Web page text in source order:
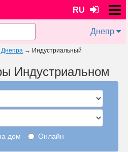
RU
Днепр
→ Индустриальный
Индустриальном
дом Онлайн